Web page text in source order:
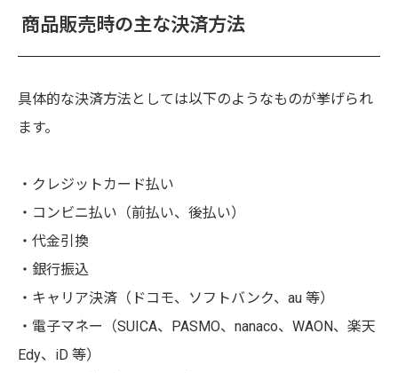
商品販売時の主な決済方法
具体的な決済方法としては以下のようなものが挙げられ
ます。
・クレジットカード払い
・コンビニ払い（前払い、後払い）
・代金引換
・銀行振込
・キャリア決済（ドコモ、ソフトバンク、au 等）
・電子マネー（SUICA、PASMO、nanaco、WAON、楽天
Edy、iD 等）